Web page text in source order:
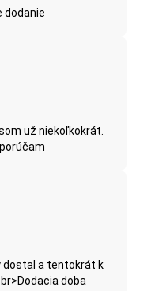
dodanie
už niekoľkokrát.
dostal a tentokrát k
doba